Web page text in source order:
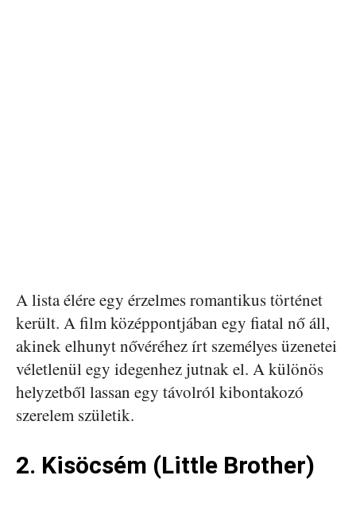
A lista élére egy érzelmes romantikus történet
került. A film középpontjában egy fiatal nő áll,
akinek elhunyt nővéréhez írt személyes üzenetei
véletlenül egy idegenhez jutnak el. A különös
helyzetből lassan egy távolról kibontakozó
szerelem születik.
2. Kisöcsém (Little Brother)